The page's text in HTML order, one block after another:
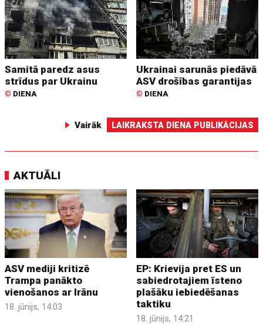
Samitā paredz asus
strīdus par Ukrainu
© DIENA
Ukrainai sarunās piedāvā
ASV drošības garantijas
© DIENA
Vairāk LAIKRAKSTA DIENA PUBLIKĀCIJAS
AKTUĀLI
ASV mediji kritizē
Trampa panākto
vienošanos ar Irānu
18. jūnijs, 14:03
EP: Krievija pret ES un
sabiedrotajiem īsteno
plašāku iebiedēšanas
taktiku
18. jūnijs, 14:21